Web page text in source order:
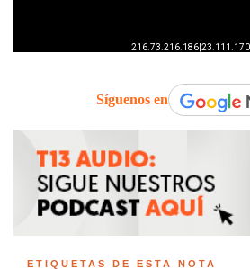
Síguenos en
ETIQUETAS DE ESTA NOTA